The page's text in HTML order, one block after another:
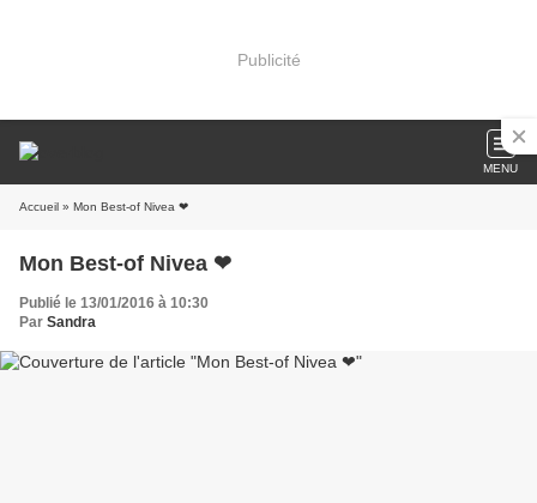
Publicité
MENU
Accueil » Mon Best-of Nivea ❤
Mon Best-of Nivea ❤
Publié le 13/01/2016 à 10:30
Par Sandra